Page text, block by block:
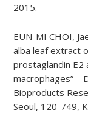
2015.
EUN-MI CHOI,
alba leaf extract
prostaglandin E2
macrophages” –
Bioproducts
Seoul, 120-749,